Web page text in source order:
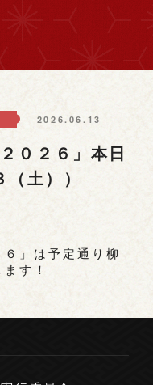
2026.06.13
０２６」本日
土））
６」は予定通り柳
す！